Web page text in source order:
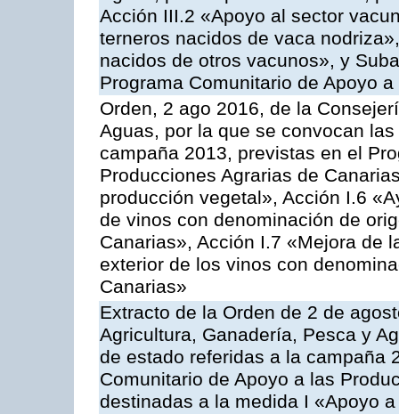
Acción III.2 «Apoyo al sector
terneros nacidos de vaca
nacidos de otros vacunos», y
Programa Comunitario de Apoyo
Orden, 2 ago 2016, de la
Aguas, por la que se convocan
campaña 2013, previstas en el
Producciones Agrarias de
producción vegetal», Acción I.6
de vinos con denominación de
Canarias», Acción I.7 «Mejora de
exterior de los vinos con
Canarias»
Extracto de la Orden de 2 de
Agricultura, Ganadería, Pesca y
de estado referidas a la campaña
Comunitario de Apoyo a las
destinadas a la medida I «Apoyo